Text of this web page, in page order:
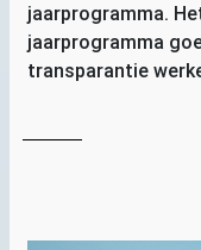
jaarprogramma.
jaarprogramma
transparantie